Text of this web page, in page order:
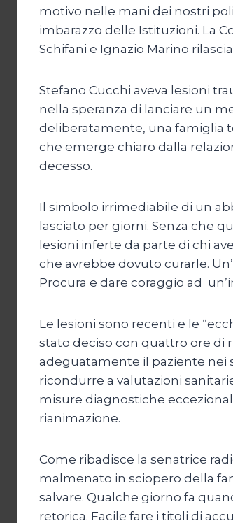
motivo nelle mani dei nostri
imbarazzo delle Istituzioni. La
Schifani e Ignazio Marino
Stefano Cucchi aveva lesioni
nella speranza di lanciare un
deliberatamente, una famiglia
che emerge chiaro dalla
decesso.
Il simbolo irrimediabile di un
lasciato per giorni. Senza che
lesioni inferte da parte di chi
che avrebbe dovuto curarle.
Procura e dare coraggio ad
Le lesioni sono recenti e le
stato deciso con quattro ore di
adeguatamente il paziente nei
ricondurre a valutazioni
misure diagnostiche
rianimazione.
Come ribadisce la senatrice
malmenato in sciopero della
salvare. Qualche giorno fa
retorica. Facile fare i titoli di